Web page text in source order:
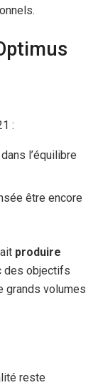
:
l’équilibre
être encore
produire
des objectifs
grands volumes
reste